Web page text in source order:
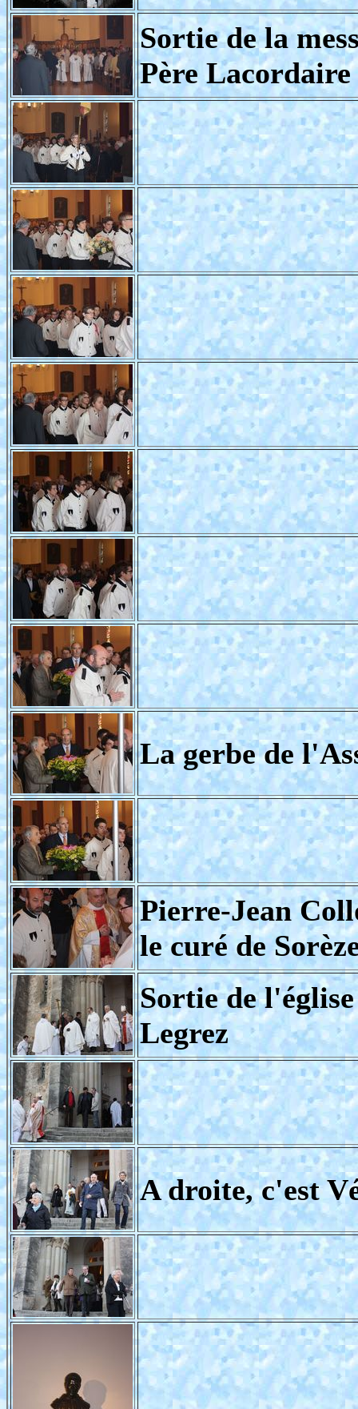
Sortie de la
Père Lacordaire
La gerbe de
Pierre-Jean
le curé de
Sortie de
Legrez
A droite, c'est